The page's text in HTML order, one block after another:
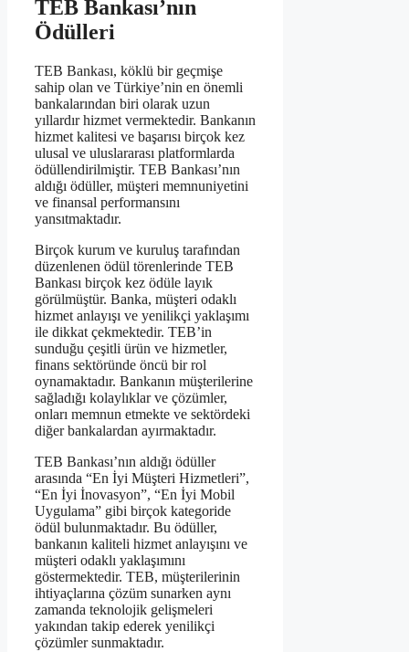
TEB Bankası’nın
Ödülleri
TEB Bankası, köklü bir geçmişe
sahip olan ve Türkiye’nin en önemli
bankalarından biri olarak uzun
yıllardır hizmet vermektedir. Bankanın
hizmet kalitesi ve başarısı birçok kez
ulusal ve uluslararası platformlarda
ödüllendirilmiştir. TEB Bankası’nın
aldığı ödüller, müşteri memnuniyetini
ve finansal performansını
yansıtmaktadır.
Birçok kurum ve kuruluş tarafından
düzenlenen ödül törenlerinde TEB
Bankası birçok kez ödüle layık
görülmüştür. Banka, müşteri odaklı
hizmet anlayışı ve yenilikçi yaklaşımı
ile dikkat çekmektedir. TEB’in
sunduğu çeşitli ürün ve hizmetler,
finans sektöründe öncü bir rol
oynamaktadır. Bankanın müşterilerine
sağladığı kolaylıklar ve çözümler,
onları memnun etmekte ve sektördeki
diğer bankalardan ayırmaktadır.
TEB Bankası’nın aldığı ödüller
arasında “En İyi Müşteri Hizmetleri”,
“En İyi İnovasyon”, “En İyi Mobil
Uygulama” gibi birçok kategoride
ödül bulunmaktadır. Bu ödüller,
bankanın kaliteli hizmet anlayışını ve
müşteri odaklı yaklaşımını
göstermektedir. TEB, müşterilerinin
ihtiyaçlarına çözüm sunarken aynı
zamanda teknolojik gelişmeleri
yakından takip ederek yenilikçi
çözümler sunmaktadır.